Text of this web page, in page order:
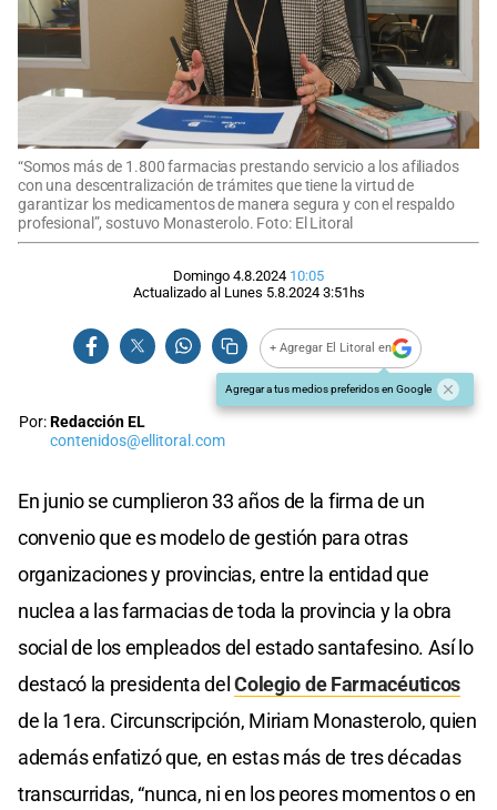
“Somos más de 1.800 farmacias prestando servicio a los afiliados
con una descentralización de trámites que tiene la virtud de
garantizar los medicamentos de manera segura y con el respaldo
profesional”, sostuvo Monasterolo. Foto: El Litoral
Domingo 4.8.2024 10:05
Actualizado al Lunes 5.8.2024 3:51hs
+ Agregar El Litoral en
Agregar a tus medios preferidos en Google
Por:Redacción EL
contenidos@ellitoral.com
En junio se cumplieron 33 años de la firma de un
convenio que es modelo de gestión para otras
organizaciones y provincias, entre la entidad que
nuclea a las farmacias de toda la provincia y la obra
social de los empleados del estado santafesino. Así lo
destacó la presidenta delColegio de Farmacéuticos
de la 1era. Circunscripción, Miriam Monasterolo, quien
además enfatizó que, en estas más de tres décadas
transcurridas, “nunca, ni en los peores momentos o en